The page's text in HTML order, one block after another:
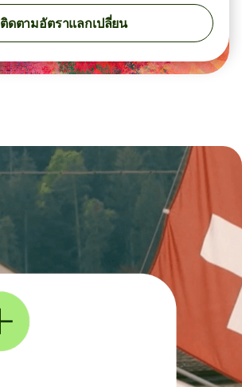
ติดตามอัตราแลกเปลี่ยน